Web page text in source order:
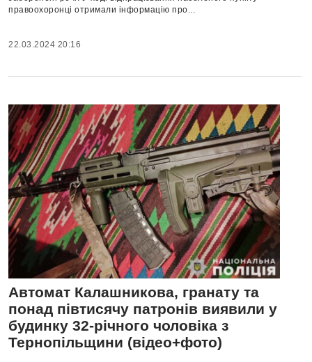
правоохоронці отримали інформацію про...
22.03.2024 20:16
Автомат Калашникова, гранату та
понад півтисячу патронів виявили у
будинку 32-річного чоловіка з
Тернопільщини (відео+фото)